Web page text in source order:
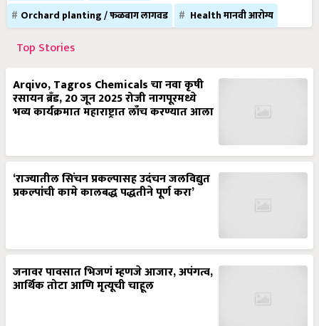
Orchard planting / फळबाग लागवड
Health मानवी आरोग्य
Top Stories
Arqivo, Tagros Chemicals चा नवा कृषी
रसायन ब्रँड, 20 जून 2025 रोजी नागपूरमध्ये
भव्य कार्यक्रमात महाराष्ट्रात लाँच करण्यात आला
‘राज्यातील सिंचन प्रकल्पासह उदंचन जलविद्युत
प्रकल्पांची कामे कालबद्ध पद्धतीने पूर्ण करा’
जनावर पावसात भिजणं म्हणजे आजार, अपंगत्व,
आर्थिक तोटा आणि मृत्यूची चाहूल